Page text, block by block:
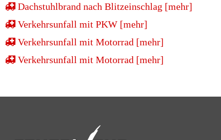
Dachstuhlbrand nach Blitzeinschlag [mehr]
Verkehrsunfall mit PKW [mehr]
Verkehrsunfall mit Motorrad [mehr]
Verkehrsunfall mit Motorrad [mehr]